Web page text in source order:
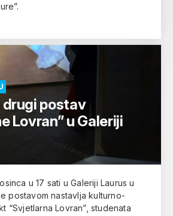
postav
Lovran” u Galeriji
u 17 sati u Galeriji Laurus u
postavom nastavlja kulturno-
“Svjetlarna Lovran”, studenata